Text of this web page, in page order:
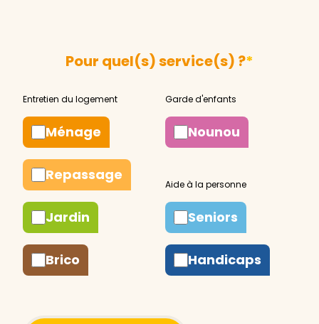
Pour quel(s) service(s) ?*
Ménage
Repassage
Jardin
Brico
Nounou
Seniors
Handicaps